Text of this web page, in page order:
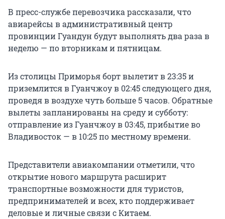
В пресс-службе перевозчика рассказали, что
авиарейсы в административный центр
провинции Гуандун будут выполнять два раза в
неделю — по вторникам и пятницам.
Из столицы Приморья борт вылетит в 23:35 и
приземлится в Гуанчжоу в 02:45 следующего дня,
проведя в воздухе чуть больше 5 часов. Обратные
вылеты запланированы на среду и субботу:
отправление из Гуанчжоу в 03:45, прибытие во
Владивосток — в 10:25 по местному времени.
Представители авиакомпании отметили, что
открытие нового маршрута расширит
транспортные возможности для туристов,
предпринимателей и всех, кто поддерживает
деловые и личные связи с Китаем.